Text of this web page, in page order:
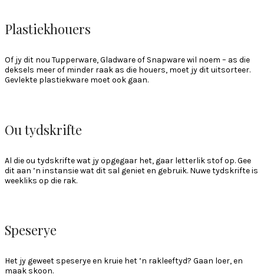
Plastiekhouers
Of jy dit nou Tupperware, Gladware of Snapware wil noem – as die
deksels meer of minder raak as die houers, moet jy dit uitsorteer.
Gevlekte plastiekware moet ook gaan.
Ou tydskrifte
Al die ou tydskrifte wat jy opgegaar het, gaar letterlik stof op. Gee
dit aan ’n instansie wat dit sal geniet en gebruik. Nuwe tydskrifte is
weekliks op die rak.
Speserye
Het jy geweet speserye en kruie het ’n rakleeftyd? Gaan loer, en
maak skoon.